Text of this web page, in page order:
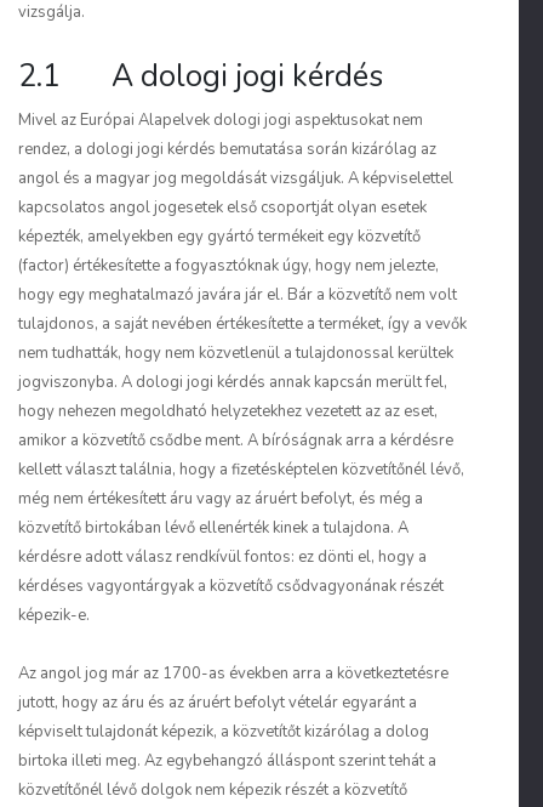
vizsgálja.
2.1 A dologi jogi kérdés
Mivel az Európai Alapelvek dologi jogi aspektusokat nem
rendez, a dologi jogi kérdés bemutatása során kizárólag az
angol és a magyar jog megoldását vizsgáljuk. A képviselettel
kapcsolatos angol jogesetek első csoportját olyan esetek
képezték, amelyekben egy gyártó termékeit egy közvetítő
(factor) értékesítette a fogyasztóknak úgy, hogy nem jelezte,
hogy egy meghatalmazó javára jár el. Bár a közvetítő nem volt
tulajdonos, a saját nevében értékesítette a terméket, így a vevők
nem tudhatták, hogy nem közvetlenül a tulajdonossal kerültek
jogviszonyba. A dologi jogi kérdés annak kapcsán merült fel,
hogy nehezen megoldható helyzetekhez vezetett az az eset,
amikor a közvetítő csődbe ment. A bíróságnak arra a kérdésre
kellett választ találnia, hogy a fizetésképtelen közvetítőnél lévő,
még nem értékesített áru vagy az áruért befolyt, és még a
közvetítő birtokában lévő ellenérték kinek a tulajdona. A
kérdésre adott válasz rendkívül fontos: ez dönti el, hogy a
kérdéses vagyontárgyak a közvetítő csődvagyonának részét
képezik-e.
Az angol jog már az 1700-as években arra a következtetésre
jutott, hogy az áru és az áruért befolyt vételár egyaránt a
képviselt tulajdonát képezik, a közvetítőt kizárólag a dolog
birtoka illeti meg. Az egybehangzó álláspont szerint tehát a
közvetítőnél lévő dolgok nem képezik részét a közvetítő